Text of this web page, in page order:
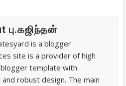
பு.கஜிந்தன்
is a blogger
site is a provider of high
template with
robust design. The main